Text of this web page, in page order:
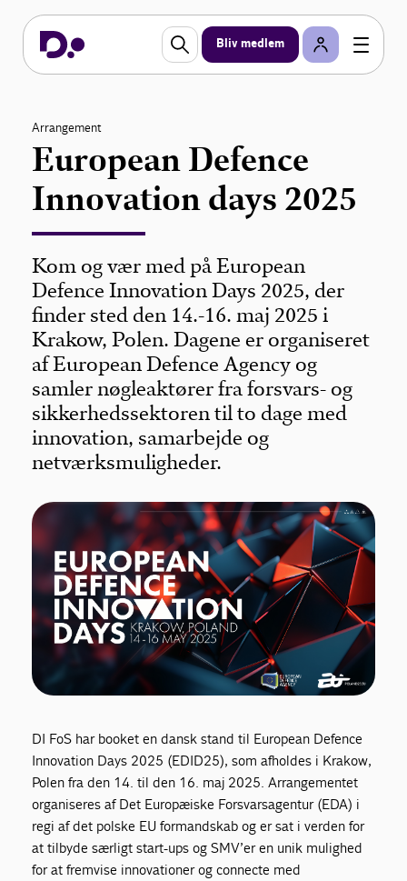
Bliv medlem
Arrangement
European Defence
Innovation days 2025
Kom og vær med på European
Defence Innovation Days 2025, der
finder sted den 14.-16. maj 2025 i
Krakow, Polen. Dagene er organiseret
af European Defence Agency og
samler nøgleaktører fra forsvars- og
sikkerhedssektoren til to dage med
innovation, samarbejde og
netværksmuligheder.
DI FoS har booket en dansk stand til European Defence
Innovation Days 2025 (EDID25), som afholdes i Krakow,
Polen fra den 14. til den 16. maj 2025. Arrangementet
organiseres af Det Europæiske Forsvarsagentur (EDA) i
regi af det polske EU formandskab og er sat i verden for
at tilbyde særligt start-ups og SMV’er en unik mulighed
for at fremvise innovationer og connecte med